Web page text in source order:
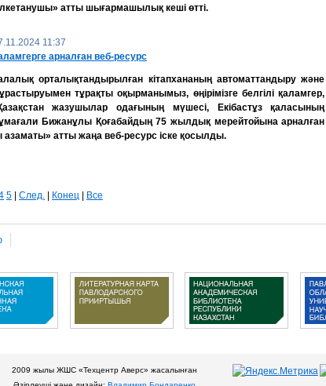
атты шығармашылық кеші өтті.
11:37
арналған веб-ресурс
орталықтандырылған кітапхананың автоматтандыру және
тұрақты оқырманымыз, өңірімізге белгілі қаламгер,
жазушылар одағының мүшесі, Екібастұз қаласының
Бижанұлы Қоғабайдың 75 жылдық мерейтойына арналған
азаматы» атты жаңа веб-ресурс іске қосылды.
5 След. Конец Все
2009 жылы ЖШС «Техцентр Аверс» жасалынған